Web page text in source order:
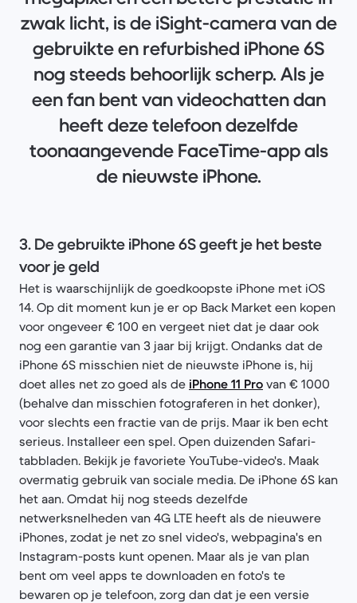
zwak licht, is de iSight-camera van de
gebruikte en refurbished iPhone 6S
nog steeds behoorlijk scherp. Als je
een fan bent van videochatten dan
heeft deze telefoon dezelfde
toonaangevende FaceTime-app als
de nieuwste iPhone.
3. De gebruikte iPhone 6S geeft je het beste
voor je geld
Het is waarschijnlijk de goedkoopste iPhone met iOS
14. Op dit moment kun je er op Back Market een kopen
voor ongeveer € 100 en vergeet niet dat je daar ook
nog een garantie van 3 jaar bij krijgt. Ondanks dat de
iPhone 6S misschien niet de nieuwste iPhone is, hij
doet alles net zo goed als de iPhone 11 Pro van € 1000
(behalve dan misschien fotograferen in het donker),
voor slechts een fractie van de prijs. Maar ik ben echt
serieus. Installeer een spel. Open duizenden Safari-
tabbladen. Bekijk je favoriete YouTube-video's. Maak
overmatig gebruik van sociale media. De iPhone 6S kan
het aan. Omdat hij nog steeds dezelfde
netwerksnelheden van 4G LTE heeft als de nieuwere
iPhones, zodat je net zo snel video's, webpagina's en
Instagram-posts kunt openen. Maar als je van plan
bent om veel apps te downloaden en foto's te
bewaren op je telefoon, zorg dan dat je een versie